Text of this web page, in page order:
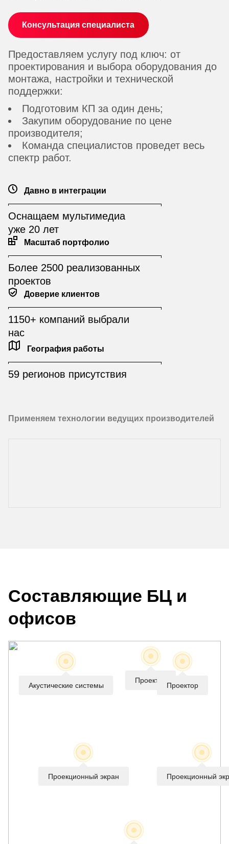
Консультация специалиста
Предоставляем услугу под ключ: от
проектирования и выбора оборудования до
монтажа, настройки и технической
поддержки:
Подготовим КП за один день;
Закупим оборудование по цене
производителя;
Команда специалистов проведет весь
спектр работ.
Давно в интеграции
Оснащаем мультимедиа
уже 20 лет
Масштаб портфолио
Более 2500 реализованных
проектов
Доверие клиентов
1150+ компаний выбрали
нас
География работы
59 регионов присутствия
Применяем технологии ведущих производителей
Составляющие БЦ и
офисов
Проектор
Проекционный экран
Акустические системы Проектор
Проекционный